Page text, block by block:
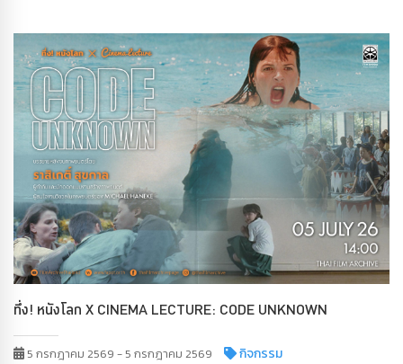
ทึ่ง! หนังโลก X CINEMA LECTURE: CODE UNKNOWN
5 กรกฎาคม 2569 - 5 กรกฎาคม 2569 กิจกรรม